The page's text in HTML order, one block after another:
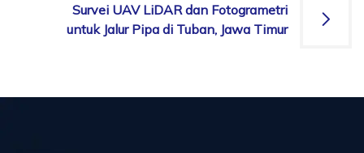
Survei UAV LiDAR dan Fotogrametri
untuk Jalur Pipa di Tuban, Jawa Timur